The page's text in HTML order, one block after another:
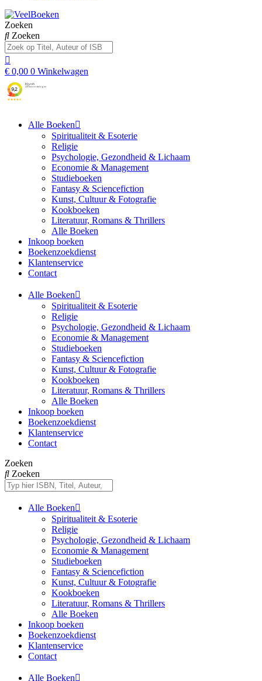
Zoeken
Zoeken
€ 0,00 0 Winkelwagen
Alle Boeken
Spiritualiteit & Esoterie
Religie
Psychologie, Gezondheid & Lichaam
Economie & Management
Studieboeken
Fantasy & Sciencefiction
Kunst, Cultuur & Fotografie
Kookboeken
Literatuur, Romans & Thrillers
Alle Boeken
Inkoop boeken
Boekenzoekdienst
Klantenservice
Contact
Alle Boeken
Spiritualiteit & Esoterie
Religie
Psychologie, Gezondheid & Lichaam
Economie & Management
Studieboeken
Fantasy & Sciencefiction
Kunst, Cultuur & Fotografie
Kookboeken
Literatuur, Romans & Thrillers
Alle Boeken
Inkoop boeken
Boekenzoekdienst
Klantenservice
Contact
Zoeken
Zoeken
Alle Boeken
Spiritualiteit & Esoterie
Religie
Psychologie, Gezondheid & Lichaam
Economie & Management
Studieboeken
Fantasy & Sciencefiction
Kunst, Cultuur & Fotografie
Kookboeken
Literatuur, Romans & Thrillers
Alle Boeken
Inkoop boeken
Boekenzoekdienst
Klantenservice
Contact
Alle Boeken